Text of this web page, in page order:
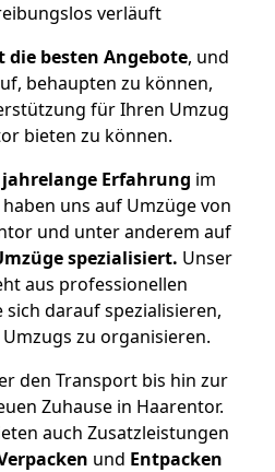
verläuft
die besten Angebote, und
behaupten zu können,
für Ihren Umzug
bieten zu können.
Erfahrung im
uns auf Umzüge von
und unter anderem auf
spezialisiert. Unser
aus professionellen
darauf spezialisieren,
zu organisieren.
den Transport bis hin zur
Zuhause in Haarentor.
auch Zusatzleistungen
und Entpacken